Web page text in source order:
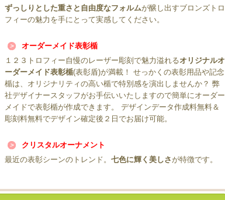
ずっしりとした重さと自由度なフォルムが醸し出すブロンズトロ
フィーの魅力を手にとって実感してください。
オーダーメイド表彰楯
１２３トロフィー自慢のレーザー彫刻で魅力溢れるオリジナルオ
ーダーメイド表彰楯(表彰盾)が満載！ せっかくの表彰用品や記念
楯は、オリジナリティの高い楯で特別感を演出しませんか？ 弊
社デザイナースタッフがお手伝いいたしますので簡単にオーダー
メイドで表彰楯が作成できます。 デザインデータ作成料無料＆
彫刻料無料でデザイン確定後２日でお届け可能。
クリスタルオーナメント
最近の表彰シーンのトレンド。 七色に輝く美しさが特徴です。